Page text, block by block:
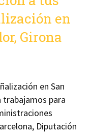
en
Girona
en San
trabajamos para
Diputación